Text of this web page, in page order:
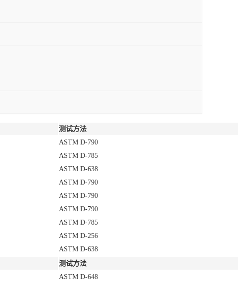
测试方法
ASTM D-790
ASTM D-785
ASTM D-638
ASTM D-790
ASTM D-790
ASTM D-790
ASTM D-785
ASTM D-256
ASTM D-638
测试方法
ASTM D-648